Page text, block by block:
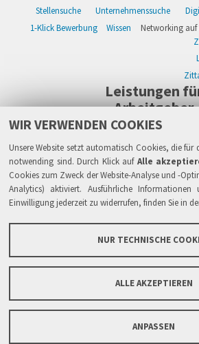
WIR VERWENDEN COOKIES
Unsere Website setzt automatisch Cookies, die für
notwending sind. Durch Klick auf Alle
Cookies zum Zweck der Website-Analyse und -
Analytics) aktiviert. Ausführliche
Einwilligung jederzeit zu widerrufen, finden Sie in
NUR TECHNISCHE
ALLE AKZEPTIEREN
ANPASSEN
Stellensuche Unternehmenssuche
1-Klick Bewerbung
Wissen
Networking auf
Leistungen
Arbeitgeber
WIKWAY Online-Recruiting Kostenloses
Alle Einzelleistungen
Wissen
Live-
Sicherheit
Links
FAQGrundsätze & SicherheitÜber WIKWAY
Copyright © 2005-2026 IPlaCon GmbH.